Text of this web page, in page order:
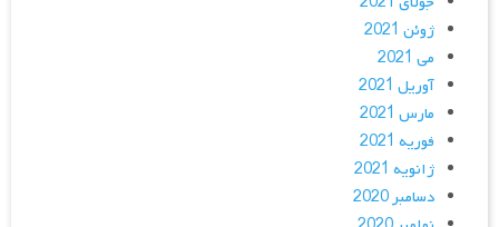
ژوئن 2021
می 2021
آوریل 2021
مارس 2021
فوریه 2021
ژانویه 2021
دسامبر 2020